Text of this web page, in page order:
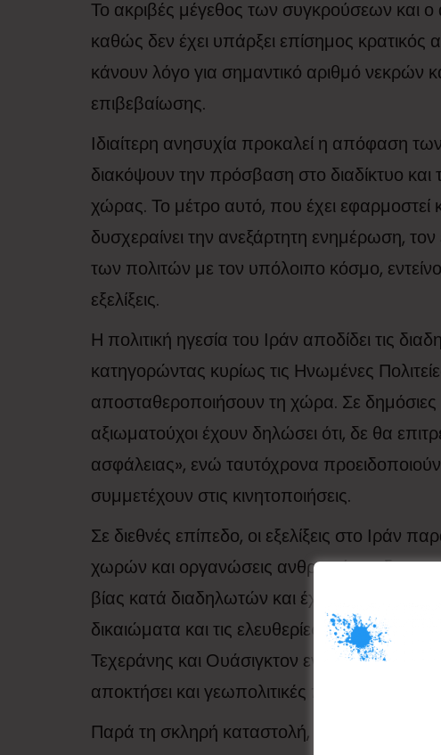
Το ακριβές μέγεθος των συγκρούσεων
καθώς δεν έχει υπάρξει επίσημος
κάνουν λόγο για σημαντικό αριθμό νεκρών
επιβεβαίωσης.
Ιδιαίτερη ανησυχία προκαλεί η απόφαση
διακόψουν την πρόσβαση στο διαδίκτυο και
χώρας. Το μέτρο αυτό, που έχει
δυσχεραίνει την ανεξάρτητη ενημέρωση,
των πολιτών με τον υπόλοιπο κόσμο,
εξελίξεις.
Η πολιτική ηγεσία του Ιράν αποδίδει τις
κατηγορώντας κυρίως τις Ηνωμένες
αποσταθεροποιήσουν τη χώρα. Σε δημόσιες
αξιωματούχοι έχουν δηλώσει ότι, δε θα
ασφάλειας», ενώ ταυτόχρονα
συμμετέχουν στις κινητοποιήσεις.
Σε διεθνές επίπεδο, οι εξελίξεις στο Ιράν
χωρών και οργανώσεις ανθρωπίνων
βίας κατά διαδηλωτών και έχουν καλέσει
δικαιώματα και τις ελευθερίες των
Τεχεράνης και Ουάσιγκτον εντείνει το φόβο
αποκτήσει και γεωπολιτικές προεκτάσεις.
Παρά τη σκληρή καταστολή, οι